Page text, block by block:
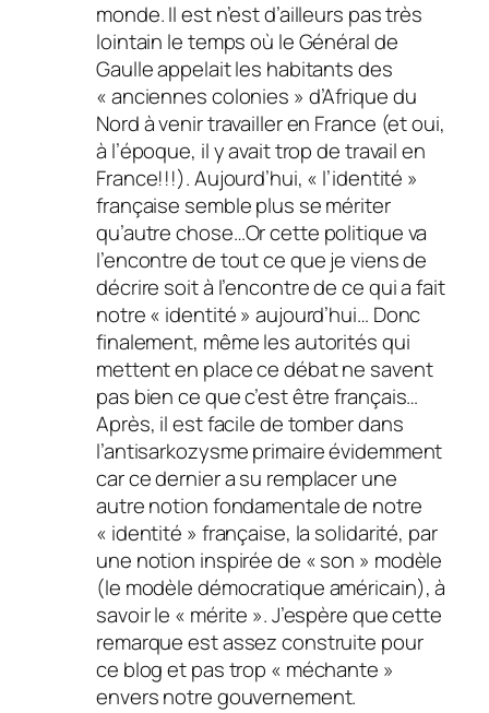
monde. Il est n’est d’ailleurs pas très
lointain le temps où le Général de
Gaulle appelait les habitants des
« anciennes colonies » d’Afrique du
Nord à venir travailler en France (et oui,
à l’époque, il y avait trop de travail en
France!!!). Aujourd’hui, « l’identité »
française semble plus se mériter
qu’autre chose…Or cette politique va
l’encontre de tout ce que je viens de
décrire soit à l’encontre de ce qui a fait
notre « identité » aujourd’hui… Donc
finalement, même les autorités qui
mettent en place ce débat ne savent
pas bien ce que c’est être français…
Après, il est facile de tomber dans
l’antisarkozysme primaire évidemment
car ce dernier a su remplacer une
autre notion fondamentale de notre
« identité » française, la solidarité, par
une notion inspirée de « son » modèle
(le modèle démocratique américain), à
savoir le « mérite ». J’espère que cette
remarque est assez construite pour
ce blog et pas trop « méchante »
envers notre gouvernement.